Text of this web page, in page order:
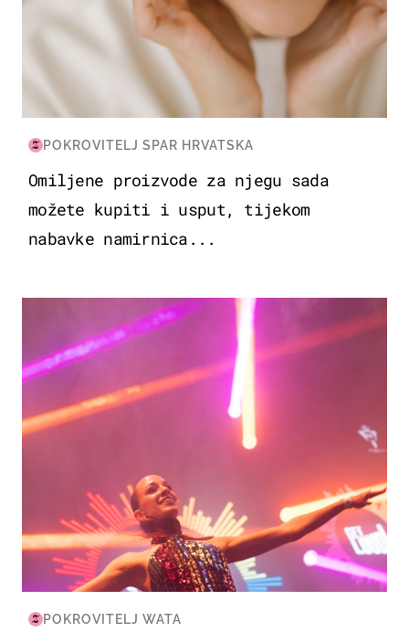
POKROVITELJ SPAR HRVATSKA
Omiljene proizvode za njegu sada
možete kupiti i usput, tijekom
nabavke namirnica...
KULTURA & ZABAVA
POKROVITELJ WATA